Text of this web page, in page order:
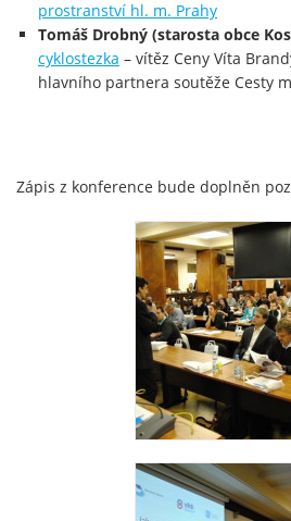
prostranství hl. m. Prahy
Tomáš Drobný (starosta obce
cyklostezka – vítěz Ceny Víta
hlavního partnera soutěže Cesty
Zápis z konference bude doplněn